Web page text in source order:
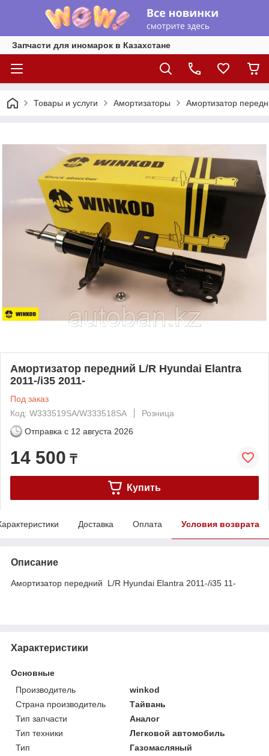
Запчасти для иномарок в Казахстане
Товары и услуги Амортизаторы Амортизатор
Амортизатор передний L/R Hyundai Elantra
2011-/i35 2011-
Под заказ
Код: W333519SA/W333518SA
Розница
Отправка с 12 августа 2026
14 500 ₸
Купить
Доставка Оплата Условия возврата
Описание
Амортизатор передний L/R Hyundai Elantra 2011-/i35 11-
Характеристики
Основные
Производитель
winkod
Страна производитель
Тайвань
Тип запчасти
Аналог
Тип техники
Легковой автомобиль
Тип
Газомасляный